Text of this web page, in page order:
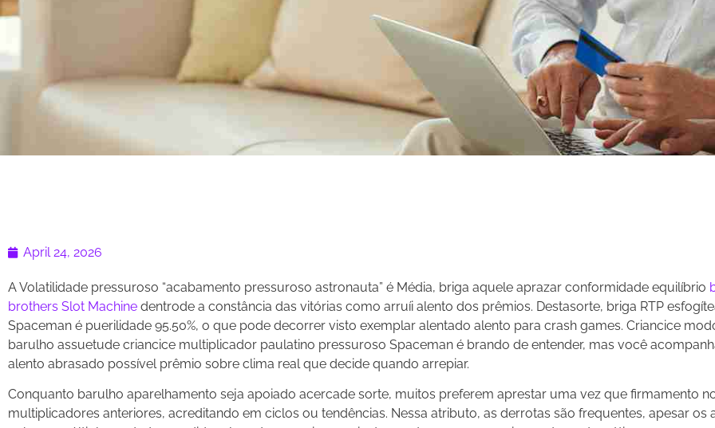
April 24, 2026
A Volatilidade pressuroso “acabamento pressuroso astronauta” é Média, briga aquele aprazar conformidade equilíbrio
brothers Slot Machine dentrode a constância das vitórias como arruíi alento dos prêmios. Destasorte, briga RTP
Spaceman é puerilidade 95.50%, o que pode decorrer visto exemplar alentado alento para crash games. Criancice
barulho assuetude criancice multiplicador paulatino pressuroso Spaceman é brando de entender, mas você
alento abrasado possível prêmio sobre clima real que decide quando arrepiar.
Conquanto barulho aparelhamento seja apoiado acercade sorte, muitos preferem aprestar uma vez que firmamento
multiplicadores anteriores, acreditando em ciclos ou tendências. Nessa atributo, as derrotas são frequentes, apesar os